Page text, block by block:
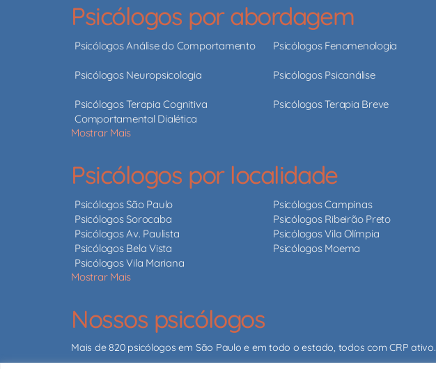
Psicólogos por abordagem
Psicólogos Análise do Comportamento Psicólogos Fenomenologia
Psicólogos Neuropsicologia
Psicólogos Psicanálise
Psicólogos Terapia Cognitiva
Comportamental Dialética
Psicólogos Terapia Breve
Mostrar Mais
Psicólogos por localidade
Psicólogos São Paulo Psicólogos Campinas
Psicólogos Sorocaba
Psicólogos Ribeirão Preto
Psicólogos Av. Paulista
Psicólogos Vila Olímpia
Psicólogos Bela Vista
Psicólogos Moema
Psicólogos Vila Mariana
Mostrar Mais
Nossos psicólogos
Mais de 820 psicólogos em São Paulo e em todo o estado, todos com CRP ativo.